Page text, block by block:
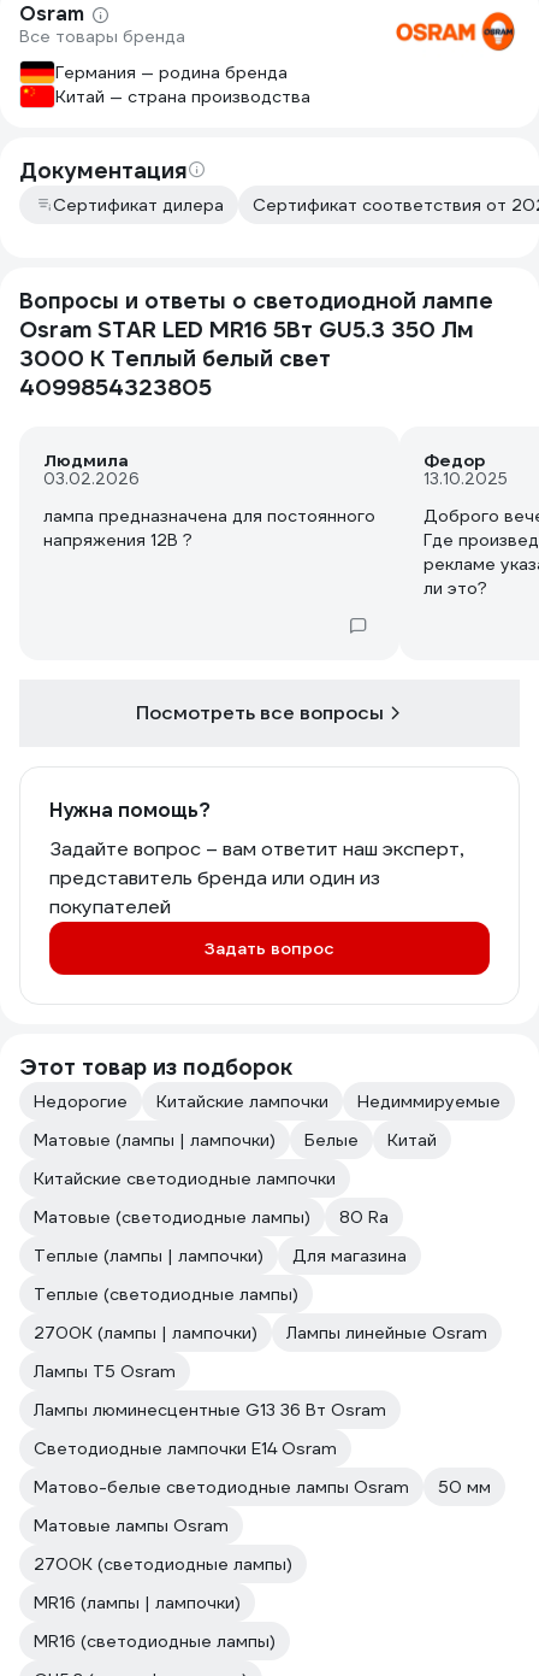
Osram
Все товары бренда
Германия — родина бренда
Китай — страна производства
Документация
Сертификат дилера Сертификат соответствия от
Вопросы и ответы о светодиодной лампе
Osram STAR LED MR16 5Вт GU5.3 350 Лм
3000 К Теплый белый свет
4099854323805
Людмила
03.02.2026
лампа предназначена для постоянного
напряжения 12В ?
Федор
13.10.2025
Доброго
Где
рекламе
ли это?
Посмотреть все вопросы
Нужна помощь?
Задайте вопрос – вам ответит наш эксперт,
представитель бренда или один из
покупателей
Задать вопрос
Этот товар из подборок
Недорогие Китайские лампочки
Недиммируемые
Матовые (лампы | лампочки)
Белые
Китай
Китайские светодиодные лампочки
Матовые (светодиодные лампы)
80 Ra
Теплые (лампы | лампочки)
Для магазина
Теплые (светодиодные лампы)
2700К (лампы | лампочки)
Лампы линейные Osram
Лампы T5 Osram
Лампы люминесцентные G13 36 Вт Osram
Светодиодные лампочки E14 Osram
Матово-белые светодиодные лампы Osram
50 мм
Матовые лампы Osram
2700К (светодиодные лампы)
MR16 (лампы | лампочки)
MR16 (светодиодные лампы)